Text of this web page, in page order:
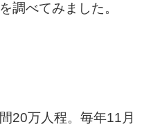
調べてみました。
20万人程。毎年11月